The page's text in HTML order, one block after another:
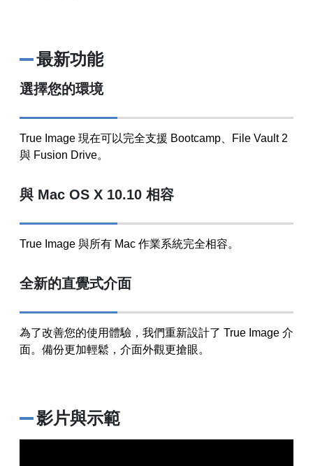
最新功能
選擇您的環境
True Image 現在可以完全支援 Bootcamp、File Vault 2
與 Fusion Drive。
與 Mac OS X 10.10 相容
True Image 與所有 Mac 作業系統完全相容。
全新的直覺式介面
為了改善您的使用體驗，我們重新設計了 True Image 介
面。備份更加輕鬆，介面外觀更搶眼。
影片與示範